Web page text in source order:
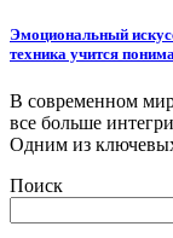
Эмоциональный
техника учится
В современном
все больше
Одним из
Поиск